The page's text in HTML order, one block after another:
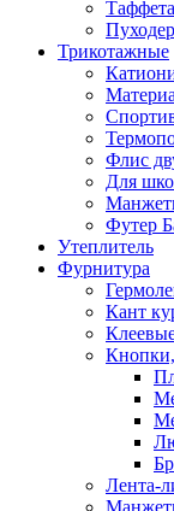
Трикотажные
Флис
Для
Футер
Утеплитель
Фурнитура
Кант
Лента-